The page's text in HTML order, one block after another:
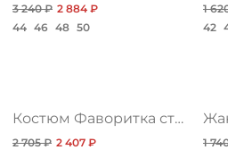
3 240 ₽ 2 884 ₽
44 46 48 50
1
42
Костюм Фаворитка стиля, имидж
2 705 ₽ 2 407 ₽
1